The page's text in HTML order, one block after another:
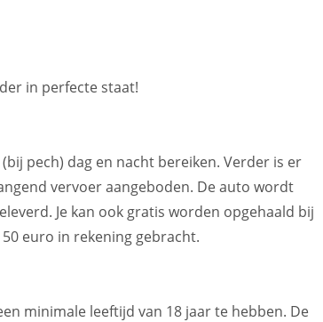
in perfecte staat!
pech) dag en nacht bereiken. Verder is er
vervoer aangeboden. De auto wordt
Je kan ook gratis worden opgehaald bij
euro in rekening gebracht.
minimale leeftijd van 18 jaar te hebben. De